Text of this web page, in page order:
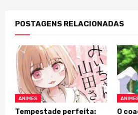
POSTAGENS RELACIONADAS
ANIMES
Tempestade perfeita:
O